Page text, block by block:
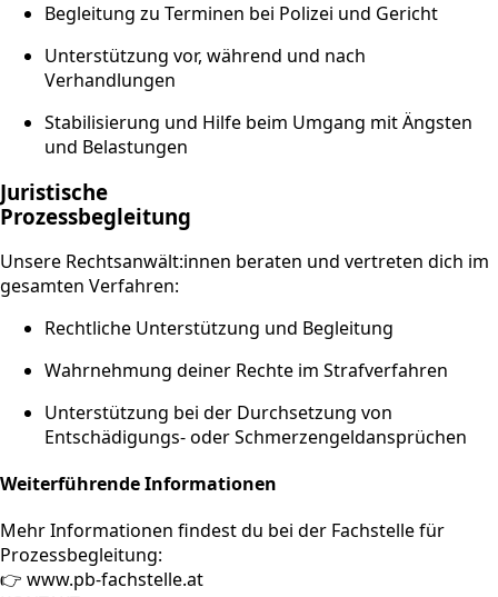
Begleitung zu Terminen bei Polizei und Gericht
Unterstützung vor, während und nach
Verhandlungen
Stabilisierung und Hilfe beim Umgang mit Ängsten
und Belastungen
Juristische
Prozessbegleitung
Unsere Rechtsanwält:innen beraten und vertreten dich im
gesamten Verfahren:
Rechtliche Unterstützung und Begleitung
Wahrnehmung deiner Rechte im Strafverfahren
Unterstützung bei der Durchsetzung von
Entschädigungs- oder Schmerzengeldansprüchen
Weiterführende Informationen
Mehr Informationen findest du bei der Fachstelle für
Prozessbegleitung:
👉 www.pb-fachstelle.at